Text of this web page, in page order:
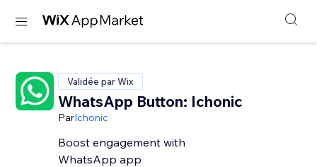
Validée par Wix
WhatsApp Button: Ichonic
ParIchonic
Boost engagement with
WhatsApp app